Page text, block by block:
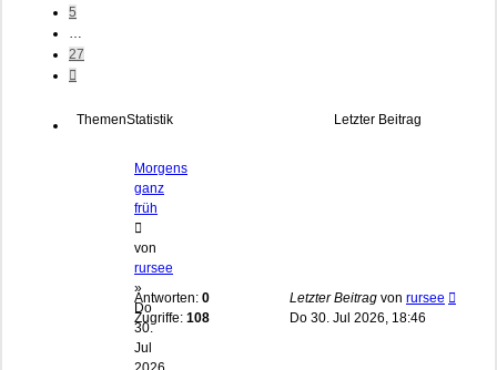
5
27
ThemenStatistik Letzter Beitrag
Morgens
ganz
früh
von
rursee
»
Do
30.
Jul
Antworten: 0
Zugriffe: 108
Letzter Beitrag von rursee
Do 30. Jul 2026, 18:46